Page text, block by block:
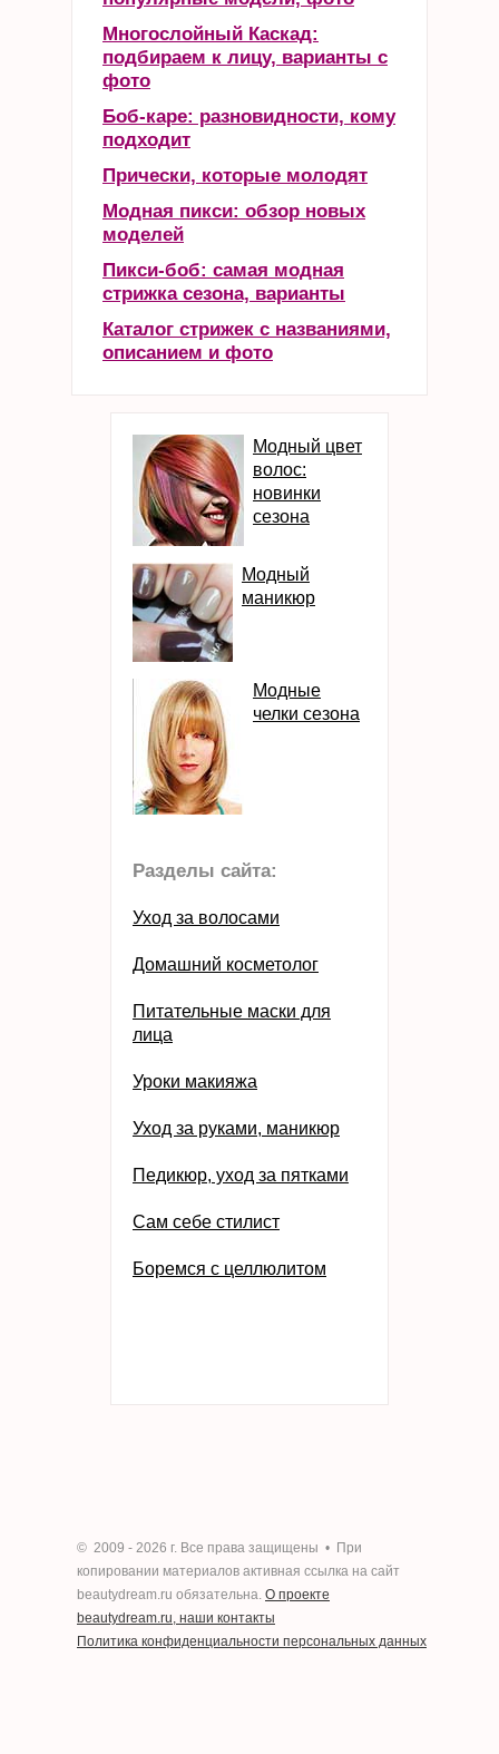
Многослойный Каскад:
подбираем к лицу, варианты с
фото
Боб-каре: разновидности, кому
подходит
Прически, которые молодят
Модная пикси: обзор новых
моделей
Пикси-боб: самая модная
стрижка сезона, варианты
Каталог стрижек с названиями,
описанием и фото
Модный цвет
волос:
новинки
сезона
Модный
маникюр
Модные
челки сезона
Разделы сайта:
Уход за волосами
Домашний косметолог
Питательные маски для
лица
Уроки макияжа
Уход за руками, маникюр
Педикюр, уход за пятками
Сам себе стилист
Боремся с целлюлитом
© 2009 - 2026 г. Все права защищены • При
копировании материалов активная ссылка на сайт
bеautydream.ru обязательна. О проекте
beautydream.ru, наши контакты
Политика конфиденциальности персональных данных